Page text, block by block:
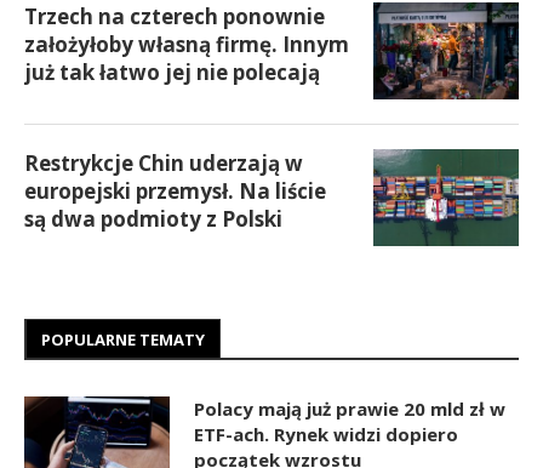
Trzech na czterech ponownie
założyłoby własną firmę. Innym
już tak łatwo jej nie polecają
Restrykcje Chin uderzają w
europejski przemysł. Na liście
są dwa podmioty z Polski
POPULARNE TEMATY
Polacy mają już prawie 20 mld zł w
ETF-ach. Rynek widzi dopiero
początek wzrostu